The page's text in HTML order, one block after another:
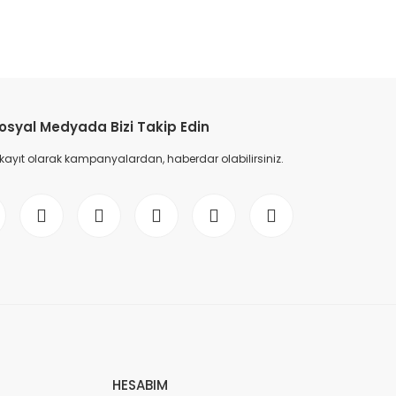
Medyada Bizi Takip Edin
olarak kampanyalardan, haberdar olabilirsiniz.
HESABIM